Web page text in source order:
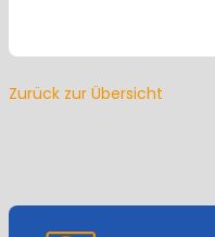
Zurück zur Übersicht